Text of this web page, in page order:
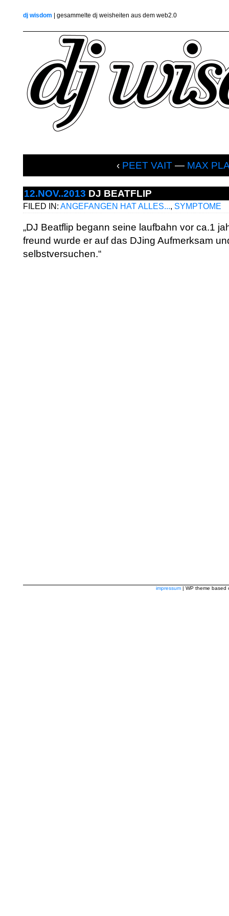
dj wisdom | gesammelte dj weisheiten aus dem web2.0
‹ PEET VAIT— MAX
12.NOV..2013 DJ BEATFLIP
FILED IN: ANGEFANGEN HAT ALLES..., SYMPTOME
„DJ Beatflip begann seine laufbahn vor ca.1
freund wurde er auf das DJing Aufmerksam
selbstversuchen.“
impressum | WP theme based